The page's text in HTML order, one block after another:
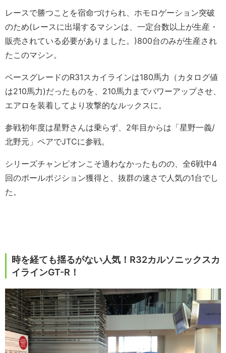
レースで勝つことを宿命づけられ、ホモロゲーション突破
のため(レースに出場するマシンは、一定台数以上が生産・
販売されている必要がありました。)800台のみが生産され
たこのマシン。
ベースグレードのR31スカイラインは180馬力（カタログ値
は210馬力)だったものを、210馬力までパワーアップさせ、
エアロを装着してより攻撃的なルックスに。
参戦初年度は星野さんは乗らず、2年目からは「星野一義/
北野元」ペアでJTCに参戦。
シリーズチャンピオンこそ適わなかったものの、全6戦中4
回のポールポジション獲得と、抜群の速さで人気の1台でし
た。
時を経ても揺るがない人気！R32カルソニックスカ
イラインGT-R！